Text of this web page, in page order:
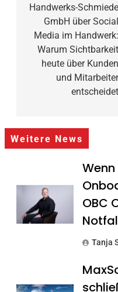
Handwerks-Schmiede
GmbH über Social
Media im Handwerk:
Warum Sichtbarkeit
heute über Kunden
und Mitarbeiter
entscheidet
Weitere News
OBC
Tanja